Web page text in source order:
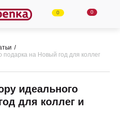
0 0
на Новый год для коллег
идеального
для коллег и